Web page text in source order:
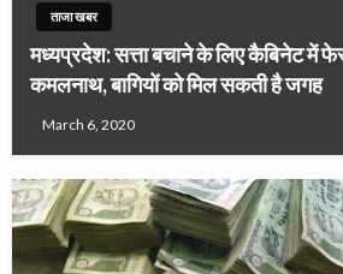
ताजा खबर
मध्यप्रदेश: सत्ता बचाने के लिए कैबिनेट में
कमलनाथ, बागियों को मिल सकती है जगह
March 6, 2020